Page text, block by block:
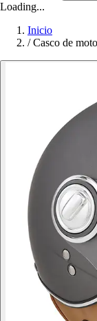
Loading...
Inicio
/ Casco de